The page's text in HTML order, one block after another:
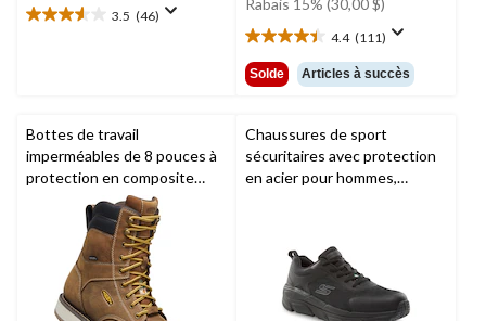
3.5 (46)
3.5
évaluations
Rabais 15% (30,00 $)
4.4 (111)
4.4
étoile(s)
sur
111
évaluations
Solde Articles à succès
Bottes de travail
imperméables de 8 pouces à
protection en composite
pour hommes,KEEN Utility
Cincinnati
Chaussures de sport
sécuritaires avec protection
en acier pour hommes,